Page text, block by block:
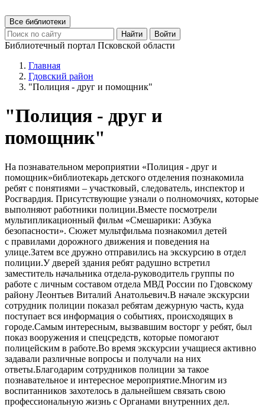
Все библиотеки
Найти
Войти
Библиотечный портал Псковской области
Главная
Гдовский район
"Полиция - друг и помощник"
"Полиция - друг и
помощник"
На познавательном мероприятии «Полиция - друг и
помощник»библиотекарь детского отделения познакомила
ребят с понятиями – участковый, следователь, инспектор и
Росгвардия. Присутствующие узнали о полномочиях, которые
выполняют работники полиции.Вместе посмотрели
мультипликационный фильм «Смешарики: Азбука
безопасности». Сюжет мультфильма познакомил детей
с правилами дорожного движения и поведения на
улице.Затем все дружно отправились на экскурсию в отдел
полиции.У дверей здания ребят радушно встретил
заместитель начальника отдела-руководитель группы по
работе с личным составом отдела МВД России по Гдовскому
району Леонтьев Виталий Анатольевич.В начале экскурсии
сотрудник полиции показал ребятам дежурную часть, куда
поступает вся информация о событиях, происходящих в
городе.Самым интересным, вызвавшим восторг у ребят, был
показ вооружения и спецсредств, которые помогают
полицейским в работе.Во время экскурсии учащиеся активно
задавали различные вопросы и получали на них
ответы.Благодарим сотрудников полиции за такое
познавательное и интересное мероприятие.Многим из
воспитанников захотелось в дальнейшем связать свою
профессиональную жизнь с Органами внутренних дел.